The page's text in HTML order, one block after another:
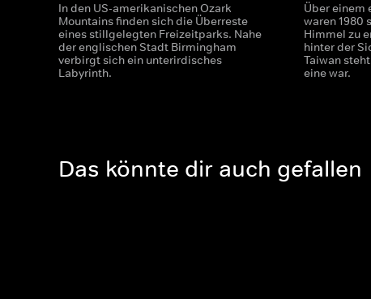
In den US-amerikanischen Ozark
Mountains finden sich die Überreste
eines stillgelegten Freizeitparks. Nahe
der englischen Stadt Birmingham
verbirgt sich ein unterirdisches
Labyrinth.
Über einem
waren 1980
Himmel zu
hinter der
Taiwan
eine war.
Das könnte dir auch gefallen